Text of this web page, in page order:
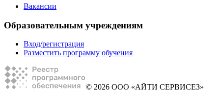
Вакансии
Образовательным учреждениям
Вход/регистрация
Разместить программу обучения
© 2026 ООО «АЙТИ СЕРВИСЕЗ»